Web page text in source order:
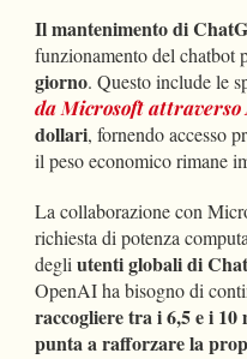
Il mantenimento di
funzionamento del chatbot
giorno​. Questo include le
da Microsoft attraverso
dollari, fornendo accesso
il peso economico rimane
La collaborazione con
richiesta di potenza
degliutenti globali di
OpenAI ha bisogno di
raccogliere tra i 6,5 e i
punta a rafforzare la